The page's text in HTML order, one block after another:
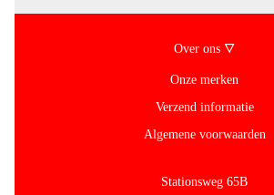
Over ons 🜄
Onze merken
Verzend informatie
Algemene voorwaarden
Stationsweg 65B